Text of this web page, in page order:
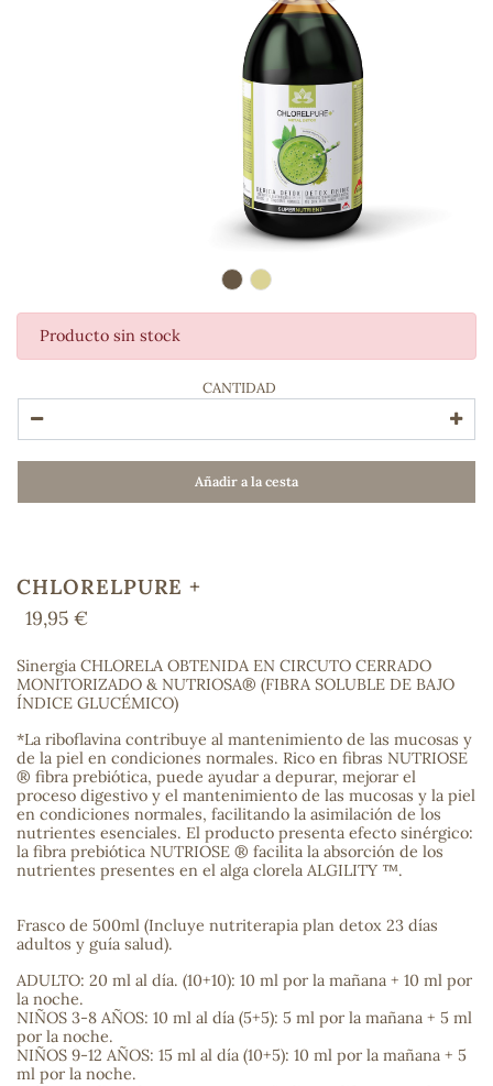
Producto sin stock
CANTIDAD
Añadir a la cesta
CHLORELPURE +
19,95 €
Sinergia CHLORELA OBTENIDA EN CIRCUTO CERRADO
MONITORIZADO & NUTRIOSA® (FIBRA SOLUBLE DE BAJO
ÍNDICE GLUCÉMICO)
*La riboflavina contribuye al mantenimiento de las mucosas y
de la piel en condiciones normales. Rico en fibras NUTRIOSE
® fibra prebiótica, puede ayudar a depurar, mejorar el
proceso digestivo y el mantenimiento de las mucosas y la piel
en condiciones normales, facilitando la asimilación de los
nutrientes esenciales. El producto presenta efecto sinérgico:
la fibra prebiótica NUTRIOSE ® facilita la absorción de los
nutrientes presentes en el alga clorela ALGILITY ™.
Frasco de 500ml (Incluye nutriterapia plan detox 23 días
adultos y guía salud).
ADULTO: 20 ml al día. (10+10): 10 ml por la mañana + 10 ml por
la noche.
NIÑOS 3-8 AÑOS: 10 ml al día (5+5): 5 ml por la mañana + 5 ml
por la noche.
NIÑOS 9-12 AÑOS: 15 ml al día (10+5): 10 ml por la mañana + 5
ml por la noche.